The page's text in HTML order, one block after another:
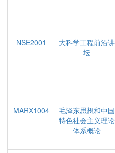
NSE2001
大科学工程前沿讲
坛
MARX1004
毛泽东思想和中国
特色社会主义理论
体系概论